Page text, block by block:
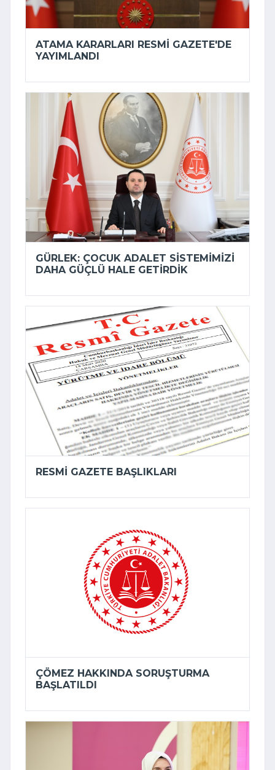
ATAMA KARARLARI RESMI GAZETE'DE
YAYIMLANDI
GÜRLEK: ÇOCUK ADALET SISTEMIMIZI
DAHA GÜÇLÜ HALE GETIRDIK
RESMI GAZETE BAŞLIKLARI
ÇÖMEZ HAKKINDA SORUŞTURMA
BAŞLATILDI